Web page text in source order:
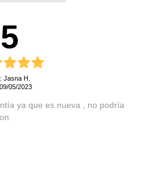
5
Jasna H.
05/2023
ya que es nueva , no podría